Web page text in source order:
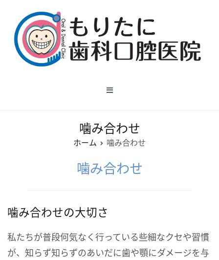
綾部の【もりたに歯科口腔医
噛み合わせ
ホーム 噛み合わせ
噛み合わせ
噛み合わせの大切さ
私たちが普段何気なく行っている些細なクセや習慣
が、知らず知らずのあいだに歯や顎にダメージを与